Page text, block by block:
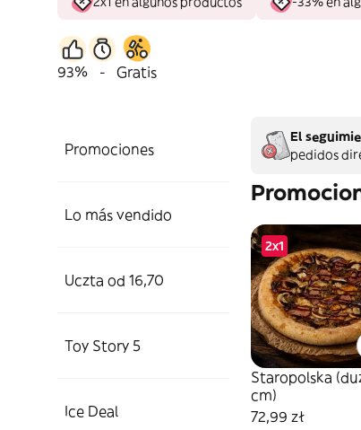
93% - Gratis
Promociones
Lo más vendido
Uczta od 16,70
Toy Story 5
Ice Deal
El
pedidos
2x1
Staropolska
cm)
72,99 zł